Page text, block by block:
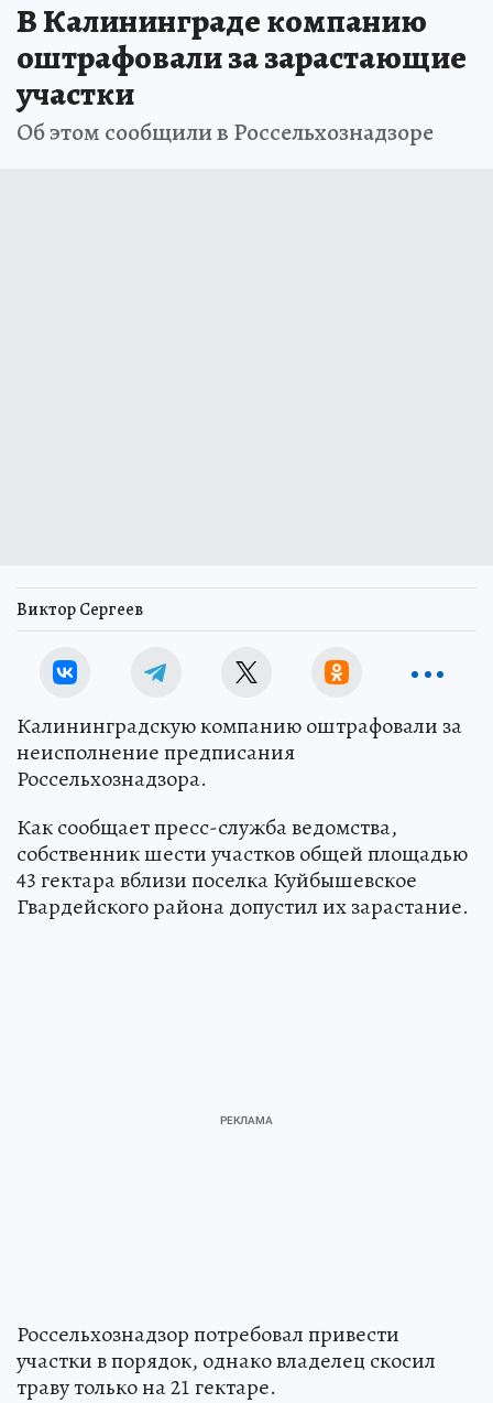
В Калининграде компанию
оштрафовали за зарастающие
участки
Об этом сообщили в Россельхознадзоре
Виктор Сергеев
Калининградскую компанию оштрафовали за
неисполнение предписания
Россельхознадзора.
Как сообщает пресс-служба ведомства,
собственник шести участков общей площадью
43 гектара вблизи поселка Куйбышевское
Гвардейского района допустил их зарастание.
Россельхознадзор потребовал привести
участки в порядок, однако владелец скосил
траву только на 21 гектаре.